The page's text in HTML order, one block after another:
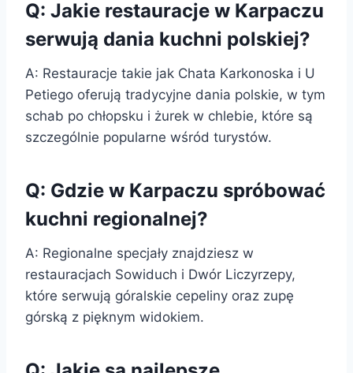
Q: Jakie restauracje w Karpaczu
serwują dania kuchni polskiej?
A: Restauracje takie jak Chata Karkonoska i U
Petiego oferują tradycyjne dania polskie, w tym
schab po chłopsku i żurek w chlebie, które są
szczególnie popularne wśród turystów.
Q: Gdzie w Karpaczu spróbować
kuchni regionalnej?
A: Regionalne specjały znajdziesz w
restauracjach Sowiduch i Dwór Liczyrzepy,
które serwują góralskie cepeliny oraz zupę
górską z pięknym widokiem.